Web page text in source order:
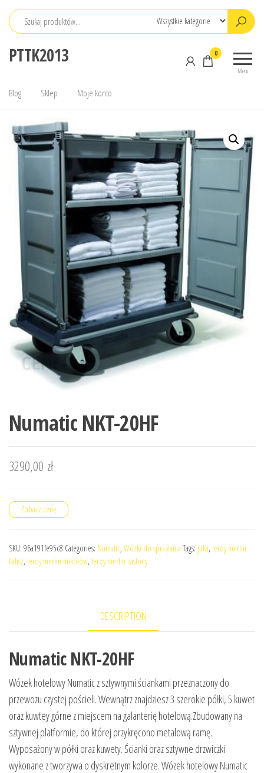
Przejdź
PTTK2013
Menu
0
Blog Sklep Moje konto
Numatic NKT-20HF
3290,00 zł
Zobacz cenę
SKU: 96a191fe95c8 Categories: Numatic, Wózki do sprzątania Tags: juka, leroy merlin
kalisz, leroy merlin mikołów, leroy merlin zasłony
DESCRIPTION
Numatic NKT-20HF
Wózek hotelowy Numatic z sztywnymi ściankami przeznaczony do
przewozu czystej pościeli. Wewnątrz znajdziesz 3 szerokie półki, 5 kuwet
oraz kuwtey górne z miejscem na galanterię hotelową.Zbudowany na
sztywnej platformie, do której przykręcono metalową ramę.
Wyposażony w półki oraz kuwety. Ścianki oraz sztywne drzwiczki
wykonane z tworzywa o dyskretnym kolorze. Wózek hotelowy Numatic